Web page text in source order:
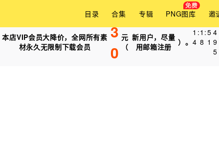
本店VIP会员大降价，全网所有素
材永久无限制下载会员
3
0
元
（
新用户，尽量
用邮箱注册
）。
1
4
:1
8
:5
1
4
1
5
目录 合集 专辑 PNG图库 邀